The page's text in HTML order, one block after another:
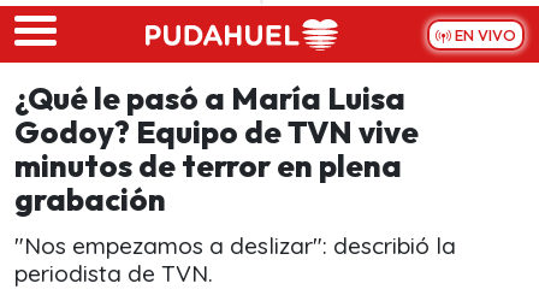
Skip to main content
EN VIVO
¿Qué le pasó a María Luisa
Godoy? Equipo de TVN vive
minutos de terror en plena
grabación
"Nos empezamos a deslizar": describió la
periodista de TVN.